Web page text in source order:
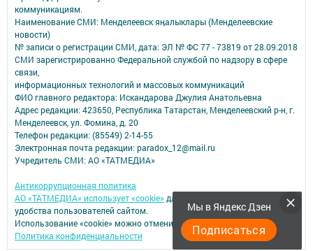
Мы в Яндекс Дзен
Подписаться
коммуникациям.
Наименование СМИ: Менделеевск яӊалыклары (Менделеевские
новости)
№ записи о регистрации СМИ, дата: ЭЛ № ФС 77 - 73819 от 28.09.2018
СМИ зарегистрированно Федеральной службой по надзору в сфере
связи,
информационных технологий и массовых коммуникаций
ФИО главного редактора: Искандарова Джулия Анатольевна
Адрес редакции: 423650, Республика Татарстан, Менделеевский р-н, г.
Менделеевск, ул. Фомина, д. 20
Телефон редакции: (85549) 2-14-55
Электронная почта редакции: paradox_12@mail.ru
Учредитель СМИ: АО «ТАТМЕДИА»
Антикоррупционная политика
АО «ТАТМЕДИА» использует «cookie» для персонализации сервисов и
удобства пользователей сайтом.
Использование «cookie» можно отменить в настройках браузера.
Политика конфиденциальности